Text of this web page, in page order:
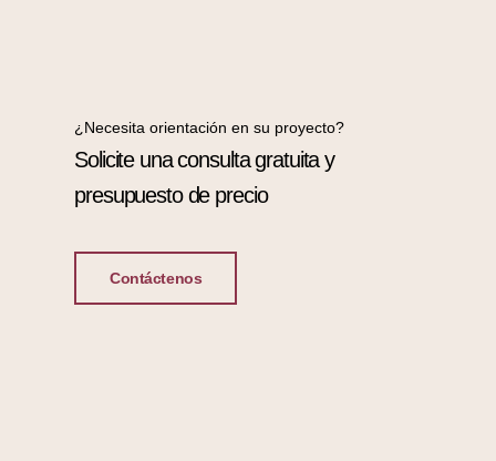
¿Necesita orientación en su proyecto?
Solicite una consulta gratuita y
presupuesto de precio
Contáctenos